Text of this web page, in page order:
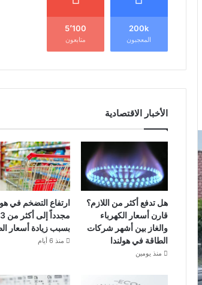
200k
المعجبون
5٬100
متابعون
الأخبار الاقتصادية
هل تدفع أكثر من اللازم؟
قارن أسعار الكهرباء
والغاز بين أشهر شركات
الطاقة في هولندا
منذ يومين
ارتفاع التضخم في
بسبب زيادة أسعار
منذ 6 أيام